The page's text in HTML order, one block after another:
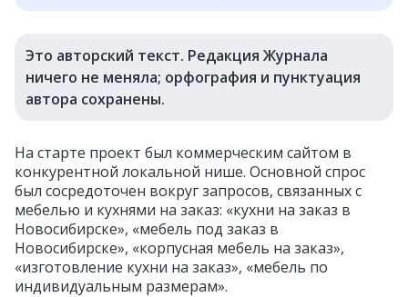
Это авторский текст. Редакция Журнала
ничего не меняла; орфография и пунктуация
автора сохранены.
На старте проект был коммерческим сайтом в
конкурентной локальной нише. Основной спрос
был сосредоточен вокруг запросов, связанных с
мебелью и кухнями на заказ: «кухни на заказ в
Новосибирске», «мебель под заказ в
Новосибирске», «корпусная мебель на заказ»,
«изготовление кухни на заказ», «мебель по
индивидуальным размерам».